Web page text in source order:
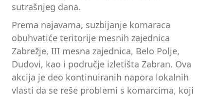
sutrašnjeg dana.
Prema najavama, suzbijanje komaraca
obuhvatiće teritorije mesnih zajednica
Zabrežje, III mesna zajednica, Belo Polje,
Dudovi, kao i područje izletišta Zabran. Ova
akcija je deo kontinuiranih napora lokalnih
vlasti da se reše problemi s komarcima, koji